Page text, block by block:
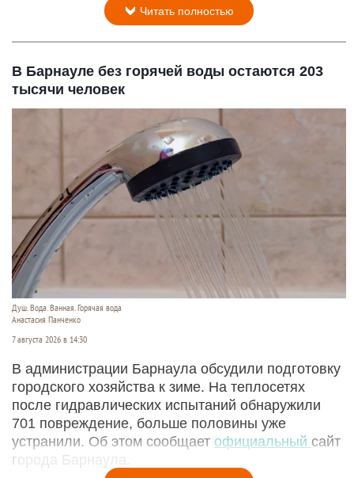
Читать полностью
В Барнауле без горячей воды остаются 203
тысячи человек
Душ. Вода. Ванная. Горячая вода
Анастасия Панченко
7 августа 2026 в 14:30
В администрации Барнаула обсудили подготовку
городского хозяйства к зиме. На теплосетях
после гидравлических испытаний обнаружили
701 повреждение, больше половины уже
устранили. Об этом сообщает официальный сайт
города Барнаула.